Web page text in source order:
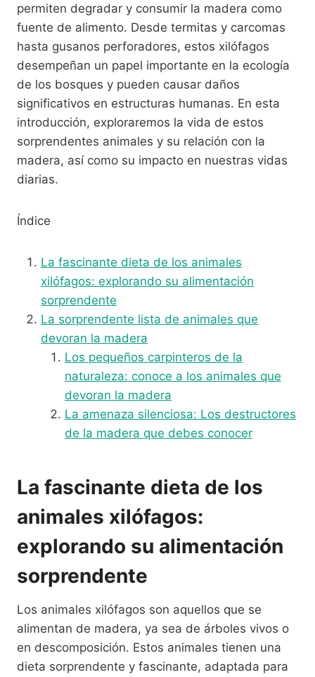
permiten degradar y consumir la madera como
fuente de alimento. Desde termitas y carcomas
hasta gusanos perforadores, estos xilófagos
desempeñan un papel importante en la ecología
de los bosques y pueden causar daños
significativos en estructuras humanas. En esta
introducción, exploraremos la vida de estos
sorprendentes animales y su relación con la
madera, así como su impacto en nuestras vidas
diarias.
Índice
La fascinante dieta de los animales
xilófagos: explorando su alimentación
sorprendente
La sorprendente lista de animales que
devoran la madera
Los pequeños carpinteros de la
naturaleza: conoce a los animales que
devoran la madera
La amenaza silenciosa: Los destructores
de la madera que debes conocer
La fascinante dieta de los
animales xilófagos:
explorando su alimentación
sorprendente
Los animales xilófagos son aquellos que se
alimentan de madera, ya sea de árboles vivos o
en descomposición. Estos animales tienen una
dieta sorprendente y fascinante, adaptada para